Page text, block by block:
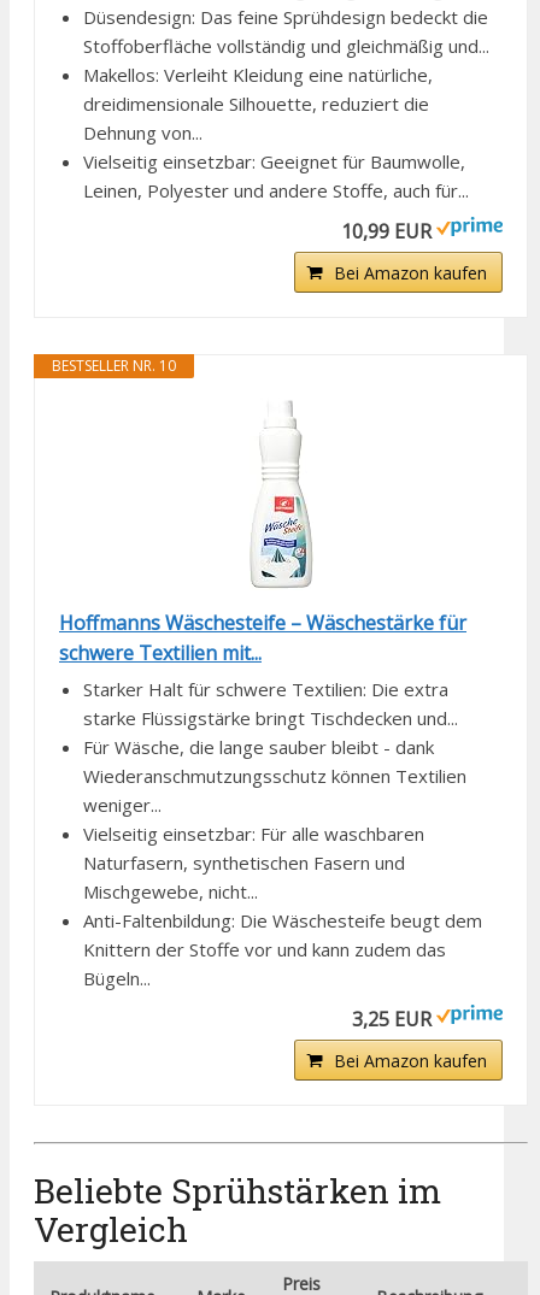
Düsendesign: Das feine Sprühdesign bedeckt die
Stoffoberfläche vollständig und gleichmäßig und...
Makellos: Verleiht Kleidung eine natürliche,
dreidimensionale Silhouette, reduziert die
Dehnung von...
Vielseitig einsetzbar: Geeignet für Baumwolle,
Leinen, Polyester und andere Stoffe, auch für...
10,99 EUR
Bei Amazon kaufen
BESTSELLER NR. 10
Hoffmanns Wäschesteife – Wäschestärke für
schwere Textilien mit...
Starker Halt für schwere Textilien: Die extra
starke Flüssigstärke bringt Tischdecken und...
Für Wäsche, die lange sauber bleibt - dank
Wiederanschmutzungsschutz können Textilien
weniger...
Vielseitig einsetzbar: Für alle waschbaren
Naturfasern, synthetischen Fasern und
Mischgewebe, nicht...
Anti-Faltenbildung: Die Wäschesteife beugt dem
Knittern der Stoffe vor und kann zudem das
Bügeln...
3,25 EUR
Bei Amazon kaufen
Beliebte Sprühstärken im
Vergleich
Preis